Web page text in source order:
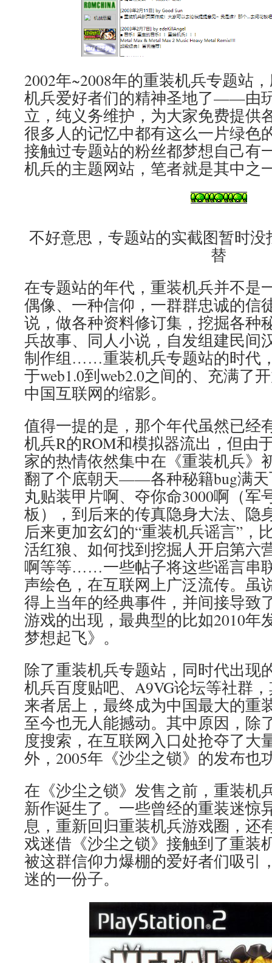
2002年~2008年的重装机兵专题站
机兵爱好者们的精神圣地了——由
立，纯义务维护，为大家免费提供
很多人的记忆中都有这么一片绿色
接触过专题站的粉丝都梦想自己有
机兵的主题网站，笔者就是其中之
不好意思，专题站的实截图暂时
替
在专题站的年代，重装机兵并不是
偶像、一种信仰，一群群忠诚的信
说，做各种资料修订集，挖掘各种
兵故事、同人小说，自发组建民间
制作组……重装机兵专题站的时代
于web1.0到web2.0之间的、充满了
中国互联网的缩影。
值得一提的是，那个年代虽然已经
机兵R的ROM和模拟器流出，但由
家的热情依然集中在《重装机兵》
翻了个底朝天——各种秘籍bug满天
丸贴装甲片啊、夺你命3000啊（军
板），到后来的传真隐身大法、隐
后来更加玄幻的“重装机兵谣言”，
活红狼、如何找到挖掘人开启第六
啊等等……一些帖子将这些谣言串
声绘色，在互联网上广泛流传。虽
得上当年的经典事件，并间接导致
游戏的出现，最典型的比如2010年
梦想起飞》。
除了重装机兵专题站，同时代出现
机兵百度贴吧、A9VG论坛等社群
来者居上，最终成为中国最大的重
至今也无人能撼动。其中原因，除
度搜索，在互联网入口处抢夺了大
外，2005年《沙尘之锁》的发布也
在《沙尘之锁》发售之前，重装机
新作诞生了。一些曾经的重装迷惊
息，重新回归重装机兵游戏圈，还
戏迷借《沙尘之锁》接触到了重装
被这群信仰力爆棚的爱好者们吸引
迷的一份子。